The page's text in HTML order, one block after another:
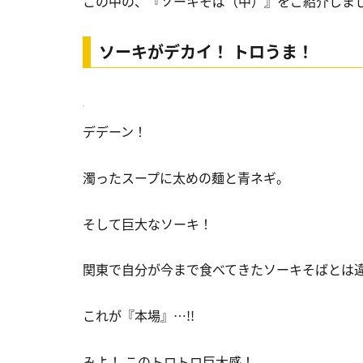
ソーキがデカイ！ トロうま！
デデーン！
濁ったスープに太めの麺と青ネギ。
そして巨大なソーキ！
関東で自分が今まで食べてきたソーキそばとは
これが『本場』…!!